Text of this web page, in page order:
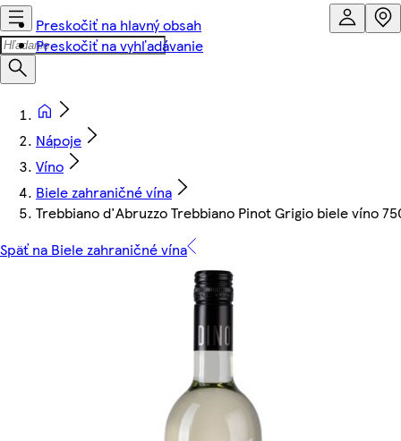
Preskočiť na hlavný obsah
Preskočiť na vyhľadávanie
Nápoje
Víno
Biele zahraničné vína
Trebbiano d'Abruzzo Trebbiano Pinot Grigio biele víno
Späť na Biele zahraničné vína